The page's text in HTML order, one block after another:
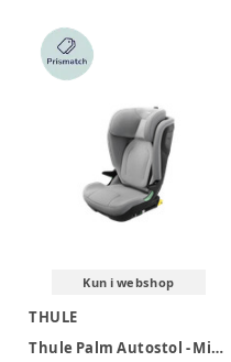
Kun i webshop
THULE
Thule Palm Autostol - Mid Gray